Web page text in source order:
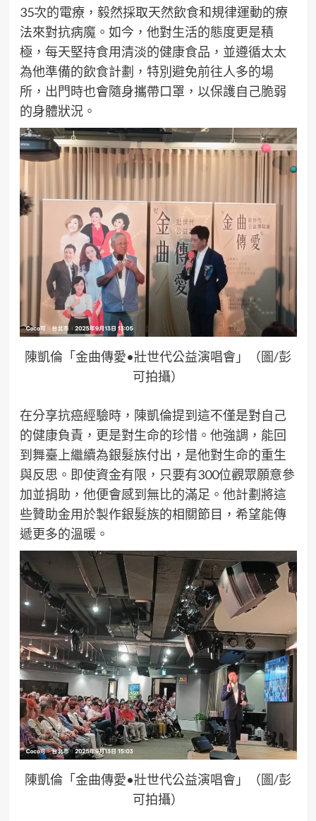
35次的電療，毅然採取天然飲食和規律運動的療
法來對抗病魔。如今，他對生活的態度更是積
極，每天堅持食用清淡的健康食品，並遵循太太
為他準備的飲食計劃，特別避免前往人多的場
所，出門時也會隨身攜帶口罩，以保護自己脆弱
的身體狀況。
陳凱倫「金曲傳愛•壯世代公益演唱會」（圖/彭
可拍攝）
在分享抗癌經驗時，陳凱倫提到這不僅是對自己
的健康負責，更是對生命的珍惜。他強調，能回
到舞臺上繼續為銀髮族付出，是他對生命的重生
與反思。即使資金有限，只要有300位觀眾願意參
加並捐助，他便會感到無比的滿足。他計劃將這
些贊助金用於製作銀髮族的相關節目，希望能傳
遞更多的溫暖。
陳凱倫「金曲傳愛•壯世代公益演唱會」（圖/彭
可拍攝）